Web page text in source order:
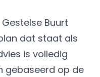
Buurt
dat staat als
is volledig
gebaseerd op de